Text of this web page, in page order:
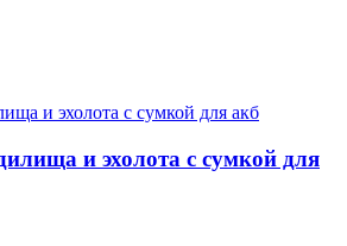
и эхолота с сумкой для